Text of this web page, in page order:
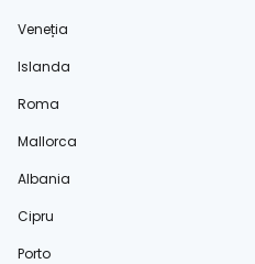
Veneția
Islanda
Roma
Mallorca
Albania
Cipru
Porto